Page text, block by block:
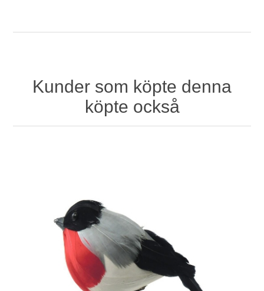
Kunder som köpte denna
köpte också